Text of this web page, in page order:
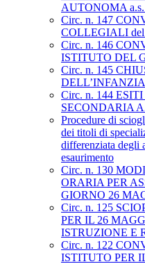
AUTONOMA
Circ. n. 147
COLLEGIALI
Circ. n. 146
ISTITUTO DEL
Circ. n. 145
DELL’INFANZIA
Circ. n. 144
SECONDARIA
Procedure di
dei titoli di
differenziata degli
esaurimento
Circ. n. 130
ORARIA PER
GIORNO 26
Circ. n. 125
PER IL 26
ISTRUZIONE E
Circ. n. 122
ISTITUTO PER